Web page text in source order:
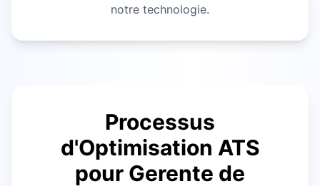
notre technologie.
Processus
d'Optimisation ATS
pour Gerente de